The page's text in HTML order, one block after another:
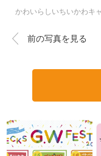
かわいらしいちいかわキ
前の写真を見る